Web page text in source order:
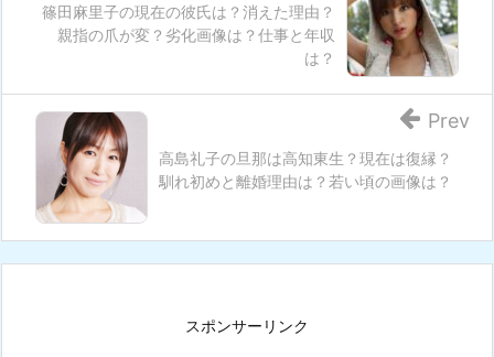
篠田麻里子の現在の彼氏は？消えた理由？
親指の爪が変？劣化画像は？仕事と年収
は？
高島礼子の旦那は高知東生？現在は復縁？
馴れ初めと離婚理由は？若い頃の画像は？
Prev
スポンサーリンク